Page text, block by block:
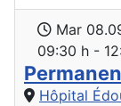
Mar
09:30 h -
Hôpital